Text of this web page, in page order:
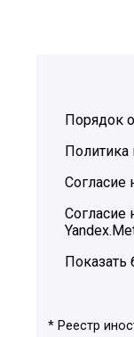
Порядок
Согласие
Согласие
Показать
* Реестр